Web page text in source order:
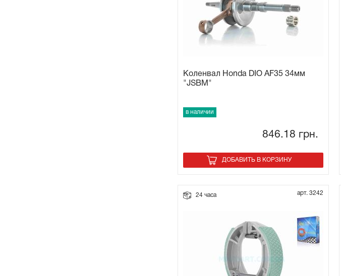
Коленвал Honda DIO AF35 34мм
"JSBM"
в наличии
846.18 грн.
ДОБАВИТЬ В КОРЗИНУ
24 часа арт. 3242